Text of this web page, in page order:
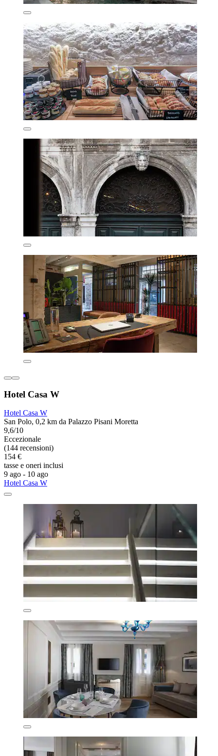
Hotel Casa W
Hotel Casa W
San Polo, 0,2 km da Palazzo Pisani Moretta
9,6/10
Eccezionale
(144 recensioni)
154 €
tasse e oneri inclusi
9 ago - 10 ago
Hotel Casa W